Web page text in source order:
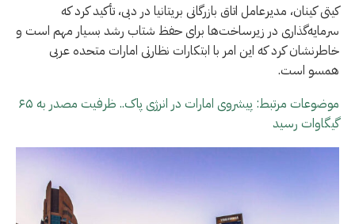
کیتی کینان، مدیرعامل اتاق بازرگانی بریتانیا در دبی، تأکید کرد که
سرمایه‌گذاری در زیرساخت‌ها برای حفظ شتاب رشد بسیار مهم است و
خاطرنشان کرد که این امر با ابتکارات نظارتی امارات متحده عربی
همسو است.
موضوعات مرتبط: پیشروی امارات در انرژی پاک.. ظرفیت مصدر به ۶۵
گیگاوات رسید